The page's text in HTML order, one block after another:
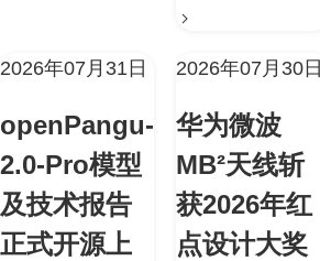
2026年07月31日
openPangu-
2.0-Pro模型
及技术报告
正式开源上
2026年07月30日
华为微波
MB²天线斩
获2026年红
点设计大奖